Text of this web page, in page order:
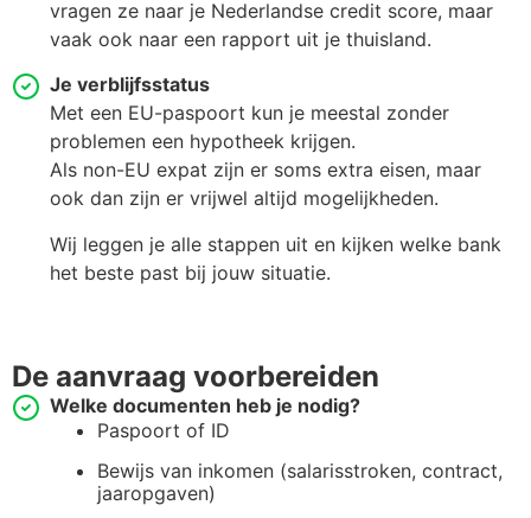
vragen ze naar je Nederlandse credit score, maar
vaak ook naar een rapport uit je thuisland.
Je verblijfsstatus
Met een EU-paspoort kun je meestal zonder
problemen een hypotheek krijgen.
Als non-EU expat zijn er soms extra eisen, maar
ook dan zijn er vrijwel altijd mogelijkheden.
Wij leggen je alle stappen uit en kijken welke bank
het beste past bij jouw situatie.
De aanvraag voorbereiden
Welke documenten heb je nodig?
Paspoort of ID
Bewijs van inkomen (salarisstroken, contract,
jaaropgaven)